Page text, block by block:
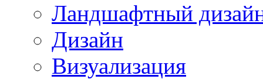
Ландшафтный
Дизайн
Визуализация